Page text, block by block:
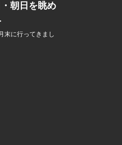
朝日を眺め
末に行ってきまし